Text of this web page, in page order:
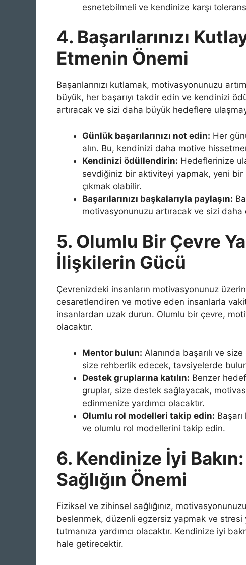
esnetebilmeli ve kendinize karşı
4. Başarılarınızı
Etmenin Önemi
Başarılarınızı kutlamak, motivasyonunuzu
büyük, her başarıyı takdir edin ve kendinizi
artıracak ve sizi daha büyük hedeflere
Günlük başarılarınızı not edin: Her
alın. Bu, kendinizi daha motive
Kendinizi ödüllendirin: Hedeflerinize
sevdiğiniz bir aktiviteyi yapmak, yeni bir
çıkmak olabilir.
Başarılarınızı başkalarıyla paylaşın:
motivasyonunuzu artıracak ve sizi
5. Olumlu Bir Çevre
İlişkilerin Gücü
Çevrenizdeki insanların motivasyonunuz
cesaretlendiren ve motive eden insanlarla
insanlardan uzak durun. Olumlu bir çevre,
olacaktır.
Mentor bulun: Alanında başarılı ve
size rehberlik edecek, tavsiyelerde
Destek gruplarına katılın: Benzer
gruplar, size destek sağlayacak,
edinmenize yardımcı olacaktır.
Olumlu rol modelleri takip edin:
ve olumlu rol modellerini takip edin.
6. Kendinize İyi
Sağlığın Önemi
Fiziksel ve zihinsel sağlığınız,
beslenmek, düzenli egzersiz yapmak ve
tutmanıza yardımcı olacaktır. Kendinize iyi
hale getirecektir.